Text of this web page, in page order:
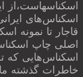
اسکناسهاست،از
اسکناس‌های
قاجار تا نمونه
اصلی چاپ اسکناس
اسکناس‌هایی که
خاطرات گذشته